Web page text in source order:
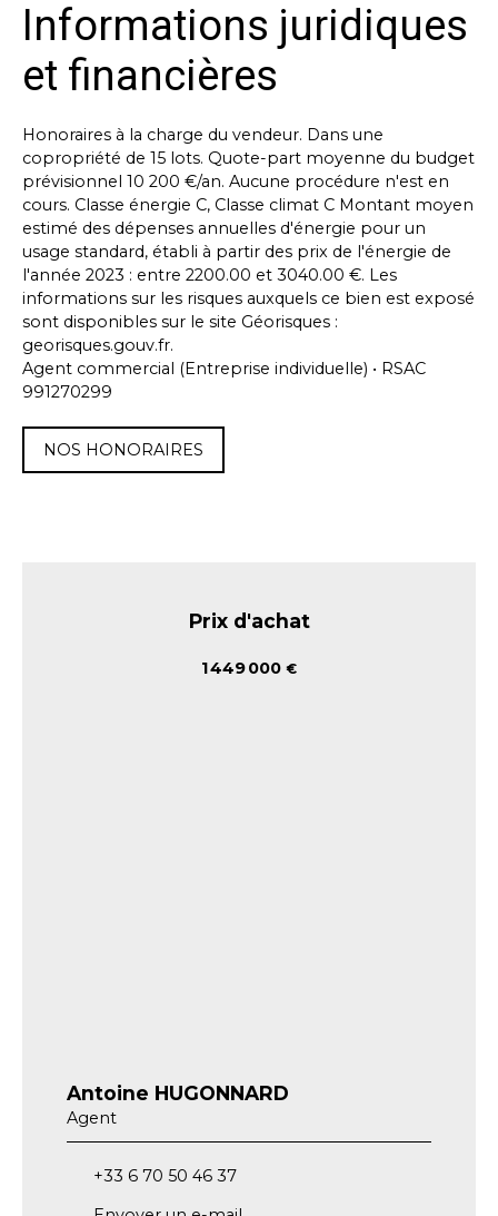
Informations juridiques
et financières
Honoraires à la charge du vendeur. Dans une
copropriété de 15 lots. Quote-part moyenne du budget
prévisionnel 10 200 €/an. Aucune procédure n'est en
cours. Classe énergie C, Classe climat C Montant moyen
estimé des dépenses annuelles d'énergie pour un
usage standard, établi à partir des prix de l'énergie de
l'année 2023 : entre 2200.00 et 3040.00 €. Les
informations sur les risques auxquels ce bien est exposé
sont disponibles sur le site Géorisques :
georisques.gouv.fr.
Agent commercial (Entreprise individuelle) • RSAC
991270299
NOS HONORAIRES
Prix d'achat
1 449 000 €
Antoine HUGONNARD
Agent
+33 6 70 50 46 37